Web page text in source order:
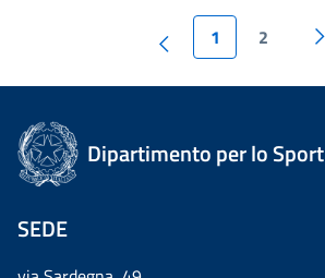
1 2
Dipartimento per lo Sport
SEDE